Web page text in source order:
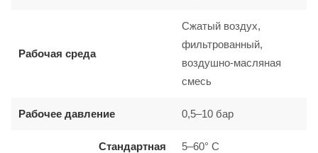
Рабочая среда
Сжатый воздух,
фильтрованный,
воздушно-масляная
смесь
Рабочее давление 0,5–10 бар
Стандартная 5–60° C